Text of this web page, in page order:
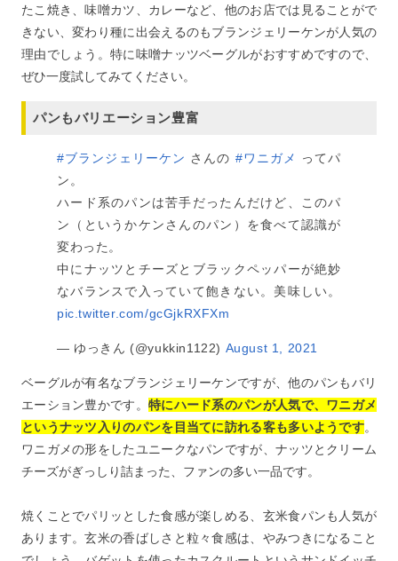
たこ焼き、味噌カツ、カレーなど、他のお店では見ることがで
きない、変わり種に出会えるのもブランジェリーケンが人気の
理由でしょう。特に味噌ナッツベーグルがおすすめですので、
ぜひ一度試してみてください。
パンもバリエーション豊富
#ブランジェリーケン さんの #ワニガメ
ってパ
ン。
ハード系のパンは苦手だったんだけど、このパ
ン（というかケンさんのパン）を食べて認識が
変わった。
中にナッツとチーズとブラックペッパーが絶妙
なバランスで入っていて飽きない。美味しい。
pic.twitter.com/gcGjkRXFXm
— ゆっきん (@yukkin1122) August 1, 2021
ベーグルが有名なブランジェリーケンですが、他のパンもバリ
エーション豊かです。 特にハード系のパンが人気で、ワニガメ
というナッツ入りのパンを目当てに訪れる客も多いようです。
ワニガメの形をしたユニークなパンですが、ナッツとクリーム
チーズがぎっしり詰まった、ファンの多い一品です。
焼くことでパリッとした食感が楽しめる、玄米食パンも人気が
あります。玄米の香ばしさと粒々食感は、やみつきになること